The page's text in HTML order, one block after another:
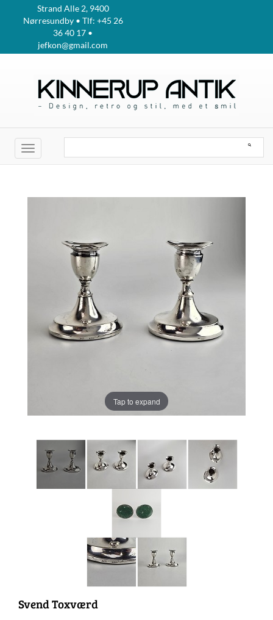
Strand Alle 2, 9400
Nørresundby • Tlf: +45 26
36 40 17 •
jefkon@gmail.com
Toggle
navigation
Tap to expand
Svend Toxværd